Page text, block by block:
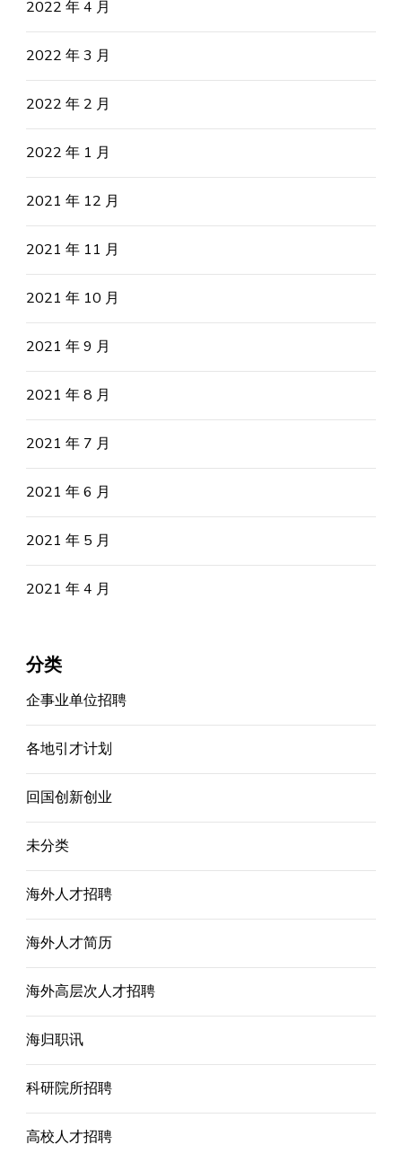
2022 年 4 月
2022 年 3 月
2022 年 2 月
2022 年 1 月
2021 年 12 月
2021 年 11 月
2021 年 10 月
2021 年 9 月
2021 年 8 月
2021 年 7 月
2021 年 6 月
2021 年 5 月
2021 年 4 月
分类
企事业单位招聘
各地引才计划
回国创新创业
未分类
海外人才招聘
海外人才简历
海外高层次人才招聘
海归职讯
科研院所招聘
高校人才招聘